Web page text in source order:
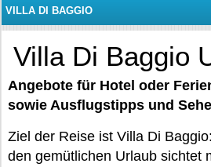
VILLA DI BAGGIO
Villa Di Baggio
Angebote für Hotel oder
sowie Ausflugstipps und
Ziel der Reise ist Villa Di
den gemütlichen Urlaub sichtet